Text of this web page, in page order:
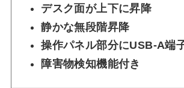
デスク面が上下に昇降
静かな無段階昇降
操作パネル部分にUSB-A端
障害物検知機能付き